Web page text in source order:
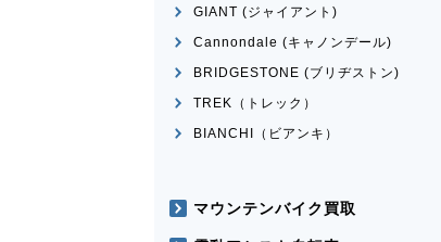
GIANT (ジャイアント)
Cannondale (キャノンデール)
BRIDGESTONE (ブリヂストン)
TREK（トレック）
BIANCHI（ビアンキ）
マウンテンバイク買取